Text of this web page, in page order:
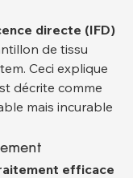
directe (IFD)
de tissu
Ceci explique
décrite comme
mais incurable
efficace